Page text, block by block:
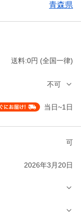
青森県
送料:0円 (全国一律)
不可
当日~1日
可
2026年3月20日